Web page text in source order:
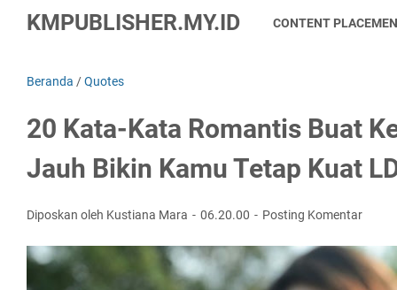
KMPUBLISHER.MY.ID CONTENT
Beranda /Quotes
20 Kata-Kata Romantis Buat
Jauh Bikin Kamu Tetap Kuat
Diposkan oleh Kustiana Mara 06.20.00 Posting Komentar